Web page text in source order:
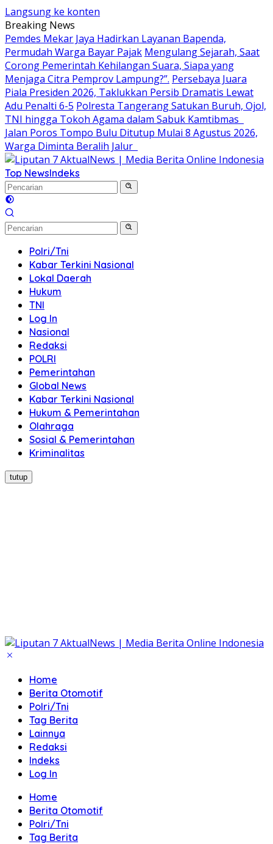
Langsung ke konten
Breaking News
Pemdes Mekar Jaya Hadirkan Layanan Bapenda,
Permudah Warga Bayar Pajak Mengulang Sejarah, Saat
Corong Pemerintah Kehilangan Suara, Siapa yang
Menjaga Citra Pemprov Lampung?”. Persebaya Juara
Piala Presiden 2026, Taklukkan Persib Dramatis Lewat
Adu Penalti 6-5 Polresta Tangerang Satukan Buruh, Ojol,
TNI hingga Tokoh Agama dalam Sabuk Kamtibmas
Jalan Poros Tompo Bulu Ditutup Mulai 8 Agustus 2026,
Warga Diminta Beralih Jalur
Top NewsIndeks
Polri/Tni
Kabar Terkini Nasional
Lokal Daerah
Hukum
TNI
Log In
Nasional
Redaksi
POLRI
Pemerintahan
Global News
Kabar Terkini Nasional
Hukum & Pemerintahan
Olahraga
Sosial & Pemerintahan
Kriminalitas
tutup
Home
Berita Otomotif
Polri/Tni
Tag Berita
Lainnya
Redaksi
Indeks
Log In
Home
Berita Otomotif
Polri/Tni
Tag Berita